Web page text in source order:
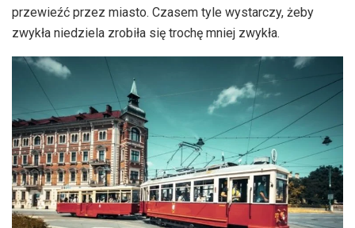
przewieźć przez miasto. Czasem tyle wystarczy, żeby
zwykła niedziela zrobiła się trochę mniej zwykła.